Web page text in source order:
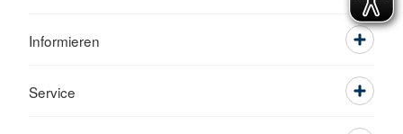
Informieren
Service